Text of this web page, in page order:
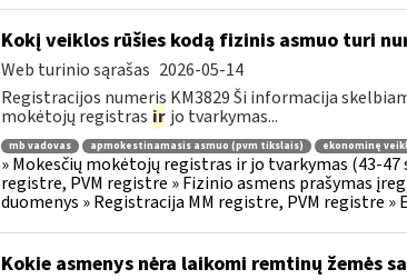
Kokį veiklos rūšies kodą fizinis asmuo turi
Web turinio sąrašas 2026-05-14
Registracijos numeris KM3829 Ši informacija
mokėtojų registras ir jo tvarkymas...
mb vadovas apmokestinamasis asmuo (pvm tikslais) ekonominę
» Mokesčių mokėtojų registras ir jo tvarkymas (43-47
registre, PVM registre » Fizinio asmens prašymas
duomenys » Registracija MM registre, PVM registre
Kokie asmenys nėra laikomi remtinų žemės